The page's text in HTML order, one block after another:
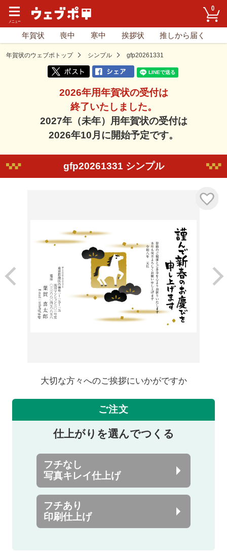
0
年賀状 喪中 寒中 挨拶状 推しから届く
年賀状のウェブポトップ シンプル gfp20261331
2026年用年賀状の受付は
終了いたしました。
2027年（未年）用年賀状の受付は
2026年10月に開始予定です。
gfp20261331 シンプル
大切な方々へのご挨拶にいかがですか
ご注文
仕上がりを選んでつくる
フチなし
写真キレイ仕上げ
フチあり
印刷仕上げ